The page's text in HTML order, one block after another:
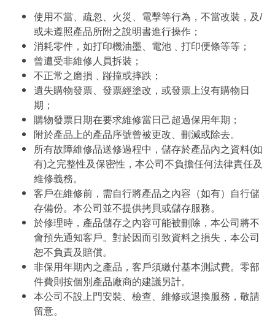
使用不當、疏忽、火災、電擊等行為，不當改裝，及/
或未遵照產品所附之說明書進行操作；
消耗零件，如打印機油墨、電池﹑打印便條等等；
曾遭受非維修人員拆裝；
不正常之磨損﹑踫撞或摔跌；
遺失購物發票、發票經塗改，或發票上沒有購物日
期；
購物發票日期在要求維修當日己超過保用年期；
附於產品上的產品序號曾被更改、刪減或除去。
所有故障維修品送修過程中，儲存於產品內之資料(如
有)之完整性及保密性，本公司不負擔任何法律責任及
維修義務。
客戶在維修前，需自行將產品之內容（如有）自行儲
存備份。本公司並不提供拷貝或儲存服務。
於修理時，產品儲存之內容可能被刪除，本公司將不
會預先通知客戶。對於因而引致資料之損失，本公司
恕不負責及賠償。
非保用年期內之產品，客戶須繳付基本測試費。零部
件費則按個別產品廠商的建議另計。
本公司不設上門安裝、檢查、維修或退換服務，敬請
留意。